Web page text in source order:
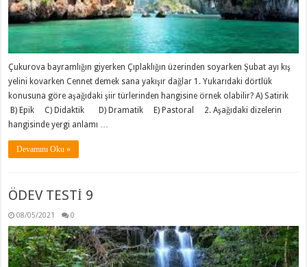
Çukurova bayramlığın giyerken Çıplaklığın üzerinden soyarken Şubat ayı kış
yelini kovarken Cennet demek sana yakışır dağlar 1. Yukarıdaki dörtlük
konusuna göre aşağıdaki şiir türlerinden hangisine örnek olabilir? A) Satirik
B) Epik C) Didaktik D) Dramatik E) Pastoral 2. Aşağıdaki dizelerin
hangisinde yergi anlamı …
Devamını Oku »
ÖDEV TESTİ 9
08/05/2021 0